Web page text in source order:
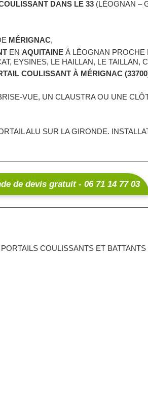
DANS LE 33 (LÉOGNAN –
MÉRIGNAC,
EN AQUITAINE À LÉOGNAN PROCHE
EYSINES, LE HAILLAN, LE
COULISSANT À MÉRIGNAC
VUE, UN CLAUSTRA OU UNE
ALU SUR LA GIRONDE.
de devis gratuit - 06 71 14 77 03
COULISSANTS ET